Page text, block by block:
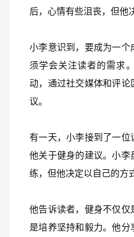
后，心情有些沮丧，但他
小李意识到，要成为一个
须学会关注读者的需求
动，通过社交媒体和评论
议。
有一天，小李接到了一位
他关于健身的建议。小李
练，但他决定以自己的方
他告诉读者，健身不仅仅
是培养坚持和毅力。他分